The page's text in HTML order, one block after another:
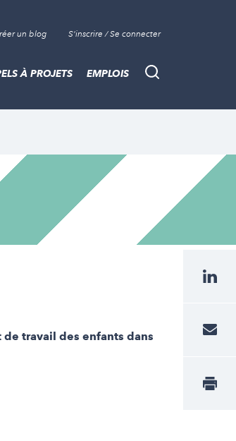
un blog S'inscrire / Se connecter
Recherche
À PROJETS EMPLOIS
travail des enfants dans